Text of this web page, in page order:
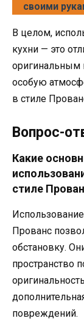
своими
В целом,
кухни — это
оригинальным
особую
в стиле
Вопрос-
Какие
стиле
Прованс
обстановку.
пространство
повреждений.